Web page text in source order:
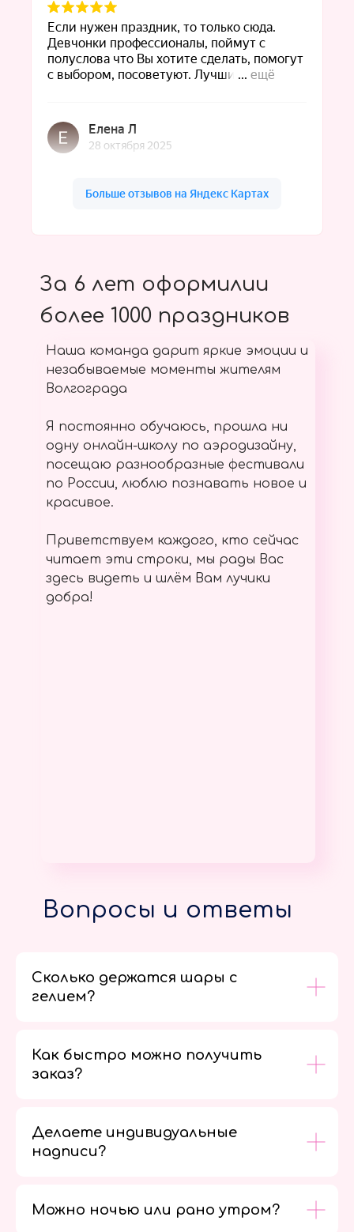
За 6 лет оформилии
более 1000 праздников
Наша команда дарит яркие эмоции и
незабываемые моменты жителям
Волгограда
Я постоянно обучаюсь, прошла ни
одну онлайн-школу по аэродизайну,
посещаю разнообразные фестивали
по России, люблю познавать новое и
красивое.
Приветствуем каждого, кто сейчас
читает эти строки, мы рады Вас
здесь видеть и шлём Вам лучики
добра!
Вопросы и ответы
Сколько держатся шары с
гелием?
Как быстро можно получить
заказ?
Делаете индивидуальные
надписи?
Можно ночью или рано утром?